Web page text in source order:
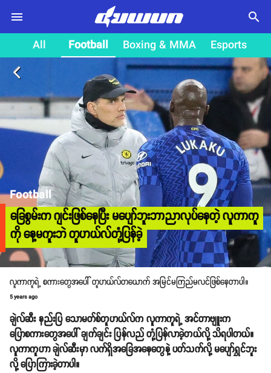
search
All Football Boxing & MMA Esports
arrow_back_ios
Football
ခြေစွမ်းက ဂျင်းဖြစ်နေပြီး မပျော်ဘူးဘာညာလုပ်နေတဲ့ လူကာကူ
ကို နေ့မကူးဘဲ တူဟယ်လ်တုံ့ပြန်ခဲ့
လူကာကူရဲ့ စကားတွေအပေါ် တူဟယ်လ်တယောက် အမြင်မကြည်မလင်ဖြစ်နေတာပါ။
5 years ago
ချဲလ်ဆီး နည်းပြ သောမတ်စ်တူဟယ်လ်က လူကာကူရဲ့ အင်တာဗျူးက
ပြောစကားတွေအပေါ် ချက်ချင်း ပြန်လည် တုံ့ပြန်လာခဲ့တယ်လို့ သိရပါတယ်။
လူကာကူဟာ ချဲလ်ဆီးမှာ လက်ရှိအခြေအနေတွေနဲ့ ပတ်သက်လို့ မပျော်ရွှင်ဘူး
လို့ ပြောကြားခဲ့တာပါ။